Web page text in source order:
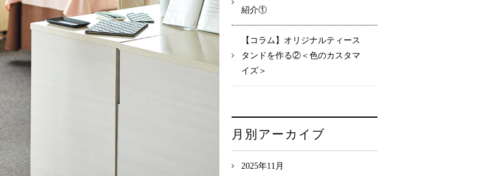
紹介①
【コラム】オリジナルティース
タンドを作る②＜色のカスタマ
イズ＞
月別アーカイブ
2025年11月